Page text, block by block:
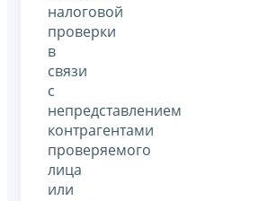
налоговой
проверки
в
связи
с
непредставлением
контрагентами
проверяемого
лица
или